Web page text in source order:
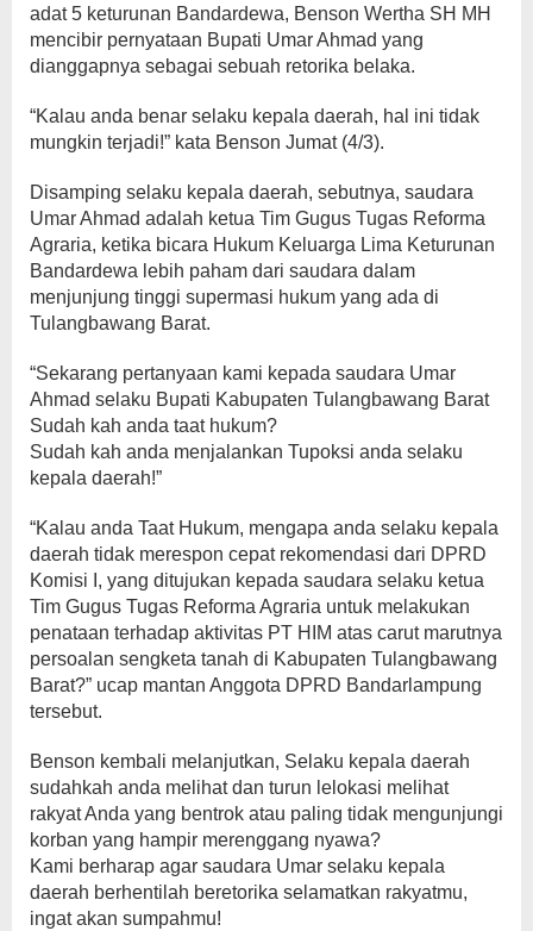
adat 5 keturunan Bandardewa, Benson Wertha SH MH
mencibir pernyataan Bupati Umar Ahmad yang
dianggapnya sebagai sebuah retorika belaka.
“Kalau anda benar selaku kepala daerah, hal ini tidak
mungkin terjadi!” kata Benson Jumat (4/3).
Disamping selaku kepala daerah, sebutnya, saudara
Umar Ahmad adalah ketua Tim Gugus Tugas Reforma
Agraria, ketika bicara Hukum Keluarga Lima Keturunan
Bandardewa lebih paham dari saudara dalam
menjunjung tinggi supermasi hukum yang ada di
Tulangbawang Barat.
“Sekarang pertanyaan kami kepada saudara Umar
Ahmad selaku Bupati Kabupaten Tulangbawang Barat
Sudah kah anda taat hukum?
Sudah kah anda menjalankan Tupoksi anda selaku
kepala daerah!”
“Kalau anda Taat Hukum, mengapa anda selaku kepala
daerah tidak merespon cepat rekomendasi dari DPRD
Komisi I, yang ditujukan kepada saudara selaku ketua
Tim Gugus Tugas Reforma Agraria untuk melakukan
penataan terhadap aktivitas PT HIM atas carut marutnya
persoalan sengketa tanah di Kabupaten Tulangbawang
Barat?” ucap mantan Anggota DPRD Bandarlampung
tersebut.
Benson kembali melanjutkan, Selaku kepala daerah
sudahkah anda melihat dan turun lelokasi melihat
rakyat Anda yang bentrok atau paling tidak mengunjungi
korban yang hampir merenggang nyawa?
Kami berharap agar saudara Umar selaku kepala
daerah berhentilah beretorika selamatkan rakyatmu,
ingat akan sumpahmu!